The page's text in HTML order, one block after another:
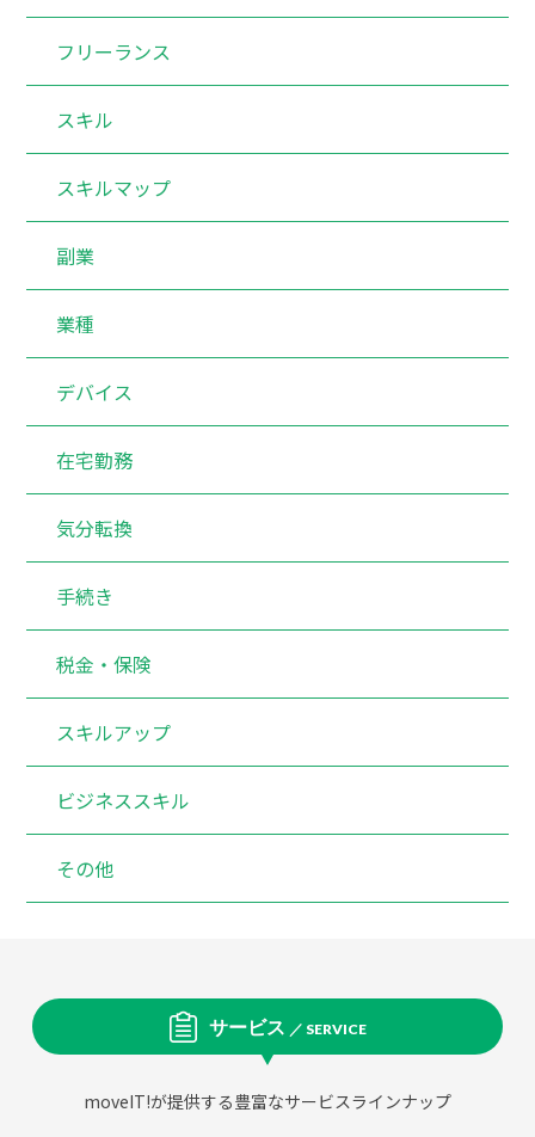
フリーランス
スキル
スキルマップ
副業
業種
デバイス
在宅勤務
気分転換
手続き
税金・保険
スキルアップ
ビジネススキル
その他
サービス ／ SERVICE
moveIT!が提供する豊富なサービスラインナップ